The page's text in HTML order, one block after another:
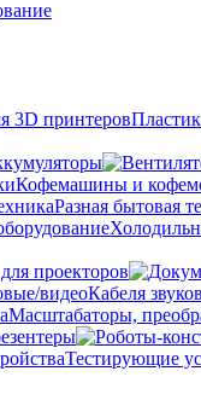
Кофемашины и
Разная бытовая
проекторов
Кабеля
Масштабаторы,
Тестирующие